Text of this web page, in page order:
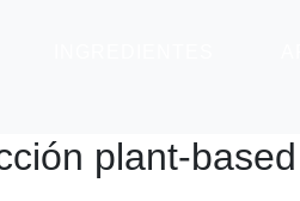
plant-based